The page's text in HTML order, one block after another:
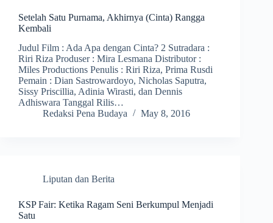
Setelah Satu Purnama, Akhirnya (Cinta) Rangga
Kembali
Judul Film : Ada Apa dengan Cinta? 2 Sutradara :
Riri Riza Produser : Mira Lesmana Distributor :
Miles Productions Penulis : Riri Riza, Prima Rusdi
Pemain : Dian Sastrowardoyo, Nicholas Saputra,
Sissy Priscillia, Adinia Wirasti, dan Dennis
Adhiswara Tanggal Rilis…
Redaksi Pena Budaya
May 8, 2016
Liputan dan Berita
KSP Fair: Ketika Ragam Seni Berkumpul Menjadi
Satu